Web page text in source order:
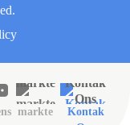
markte
Kontak